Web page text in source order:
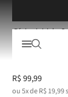
Chinelo
R$ 99,99
ou5x deR$ 19,99